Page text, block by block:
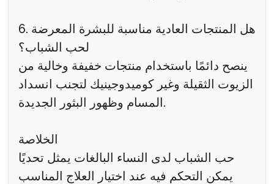
6. هل المنتجات العادية مناسبة للبشرة المعرضة
لحب الشباب؟
ينصح دائمًا باستخدام منتجات خفيفة وخالية من
الزيوت الثقيلة وغير كوميدوجينيك لتجنب انسداد
المسام وظهور البثور الجديدة.
الخلاصة
حب الشباب لدى النساء البالغات يمثل تحديًا
يمكن التحكم فيه عند اختيار العلاج المناسب